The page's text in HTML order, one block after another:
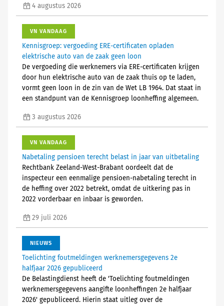
4 augustus 2026
VN VANDAAG
Kennisgroep: vergoeding ERE-certificaten opladen
elektrische auto van de zaak geen loon
De vergoeding die werknemers via ERE-certificaten krijgen
door hun elektrische auto van de zaak thuis op te laden,
vormt geen loon in de zin van de Wet LB 1964. Dat staat in
een standpunt van de Kennisgroep loonheffing algemeen.
3 augustus 2026
VN VANDAAG
Nabetaling pensioen terecht belast in jaar van uitbetaling
Rechtbank Zeeland-West-Brabant oordeelt dat de
inspecteur een eenmalige pensioen-nabetaling terecht in
de heffing over 2022 betrekt, omdat de uitkering pas in
2022 vorderbaar en inbaar is geworden.
29 juli 2026
NIEUWS
Toelichting foutmeldingen werknemersgegevens 2e
halfjaar 2026 gepubliceerd
De Belastingdienst heeft de 'Toelichting foutmeldingen
werknemersgegevens aangifte loonheffingen 2e halfjaar
2026' gepubliceerd. Hierin staat uitleg over de